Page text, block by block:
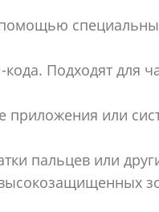
Подходят для
приложения или
пальцев или